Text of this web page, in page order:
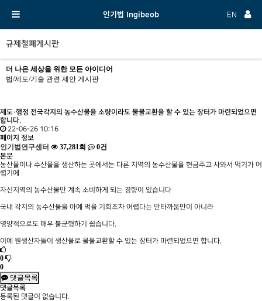
인기법 Ingibeob EN
규제철폐게시판
더 나은 세상을 위한 모든 아이디어
법/제도/기술 관련 제안 게시판
제도·행정 전국각지의 농수산물을 소량이라도 물물교환을 할 수 있는 장터가 마련되었으면
합니다.
22-06-26 10:16
페이지 정보
인기법연구센터 37,281회 0건
본문
농산물이나 수산물을 생산하는 곳에서는 다른 지역의 농수산물을 현금주고 사와서 먹기가 어
렵기에
자신지역의 농수산물만 계속 소비하게 되는 경향이 있습니다
국내 각지의 농수산물을 아예 먹을 기회조차 어렵다는 안타까움만이 아니라
영양적으로도 매우 불균형하기 쉽습니다.
이예 원생산자들이 생산물로 물물교환할 수 있는 장터가 마련되었으면 합니다.
0
0
댓글목록
댓글목록
등록된 댓글이 없습니다.